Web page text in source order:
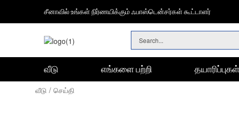
சீனாவில் உங்கள் நிர்ணயிக்கும் ஃபாஸ்டென்சர்கள் கூட்டாளர்
வீடு எங்களை பற்றி தயாரிப்புகள்
வீடு செய்தி